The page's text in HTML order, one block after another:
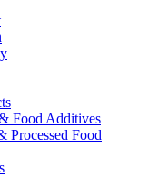
Food Additives
Processed Food